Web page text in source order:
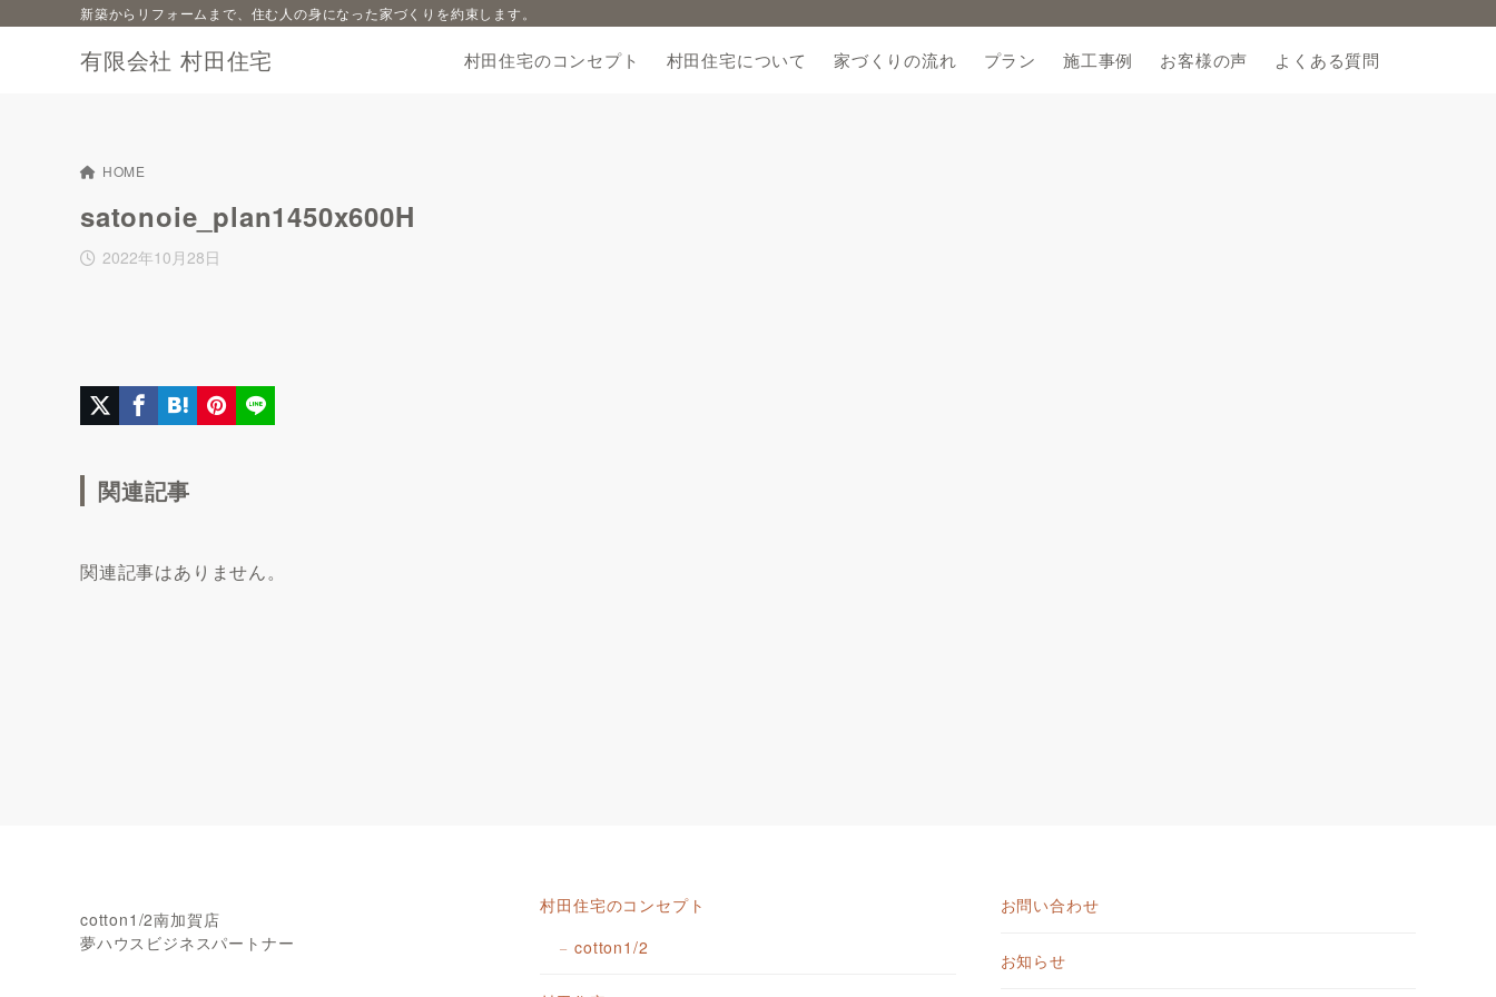
有限会社 村田住宅
新築からリフォームまで、住む人の身になった家づくりを約束します。
村田住宅のコンセプト 村田住宅について 家づくりの流れ プラン 施工事例 お客様の声 よくある質問
HOME
satonoie_plan1450x600H
2022年10月28日
関連記事
関連記事はありません。
cotton1/2南加賀店
夢ハウスビジネスパートナー
村田住宅のコンセプト
cotton1/2
お問い合わせ
お知らせ